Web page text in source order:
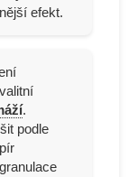
efekt.
.
podle